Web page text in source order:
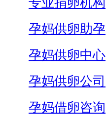
孕妈供卵助孕
孕妈供卵中心
孕妈供卵公司
孕妈借卵咨询